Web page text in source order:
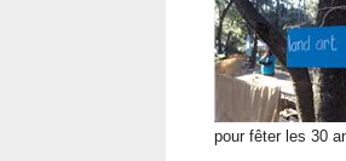
pour fêter les 30